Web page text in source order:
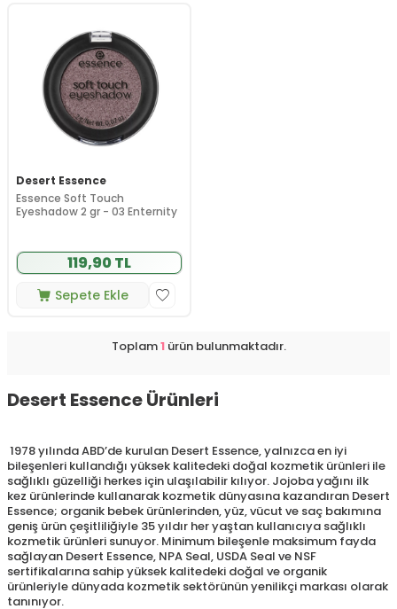
Desert Essence
Essence Soft Touch
Eyeshadow 2 gr - 03 Enternity
119,90 TL
Sepete Ekle
Toplam1ürün bulunmaktadır.
Desert Essence Ürünleri
1978 yılında ABD’de kurulan Desert Essence, yalnızca en iyi
bileşenleri kullandığı yüksek kalitedeki doğal kozmetik ürünleri ile
sağlıklı güzelliği herkes için ulaşılabilir kılıyor. Jojoba yağını ilk
kez ürünlerinde kullanarak kozmetik dünyasına kazandıran Desert
Essence; organik bebek ürünlerinden, yüz, vücut ve saç bakımına
geniş ürün çeşitliliğiyle 35 yıldır her yaştan kullanıcıya sağlıklı
kozmetik ürünleri sunuyor. Minimum bileşenle maksimum fayda
sağlayan Desert Essence, NPA Seal, USDA Seal ve NSF
sertifikalarına sahip yüksek kalitedeki doğal ve organik
ürünleriyle dünyada kozmetik sektörünün yenilikçi markası olarak
tanınıyor.